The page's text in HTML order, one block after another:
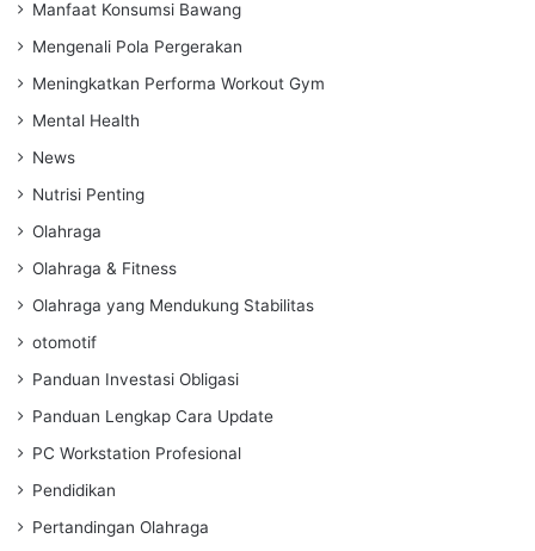
Manfaat Konsumsi Bawang
Mengenali Pola Pergerakan
Meningkatkan Performa Workout Gym
Mental Health
News
Nutrisi Penting
Olahraga
Olahraga & Fitness
Olahraga yang Mendukung Stabilitas
otomotif
Panduan Investasi Obligasi
Panduan Lengkap Cara Update
PC Workstation Profesional
Pendidikan
Pertandingan Olahraga